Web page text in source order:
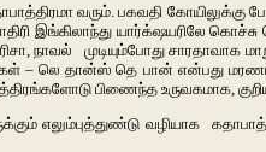
வரும். பகவதி
இங்கிலாந்து யார்க்‌ஷயரிலே
நாவல் முடியும்போது சாரதாவாக
லெ தான்ஸ் தெ பான் என்பது மரணப்
பிணைந்த உருவகமாக,
வழியாக